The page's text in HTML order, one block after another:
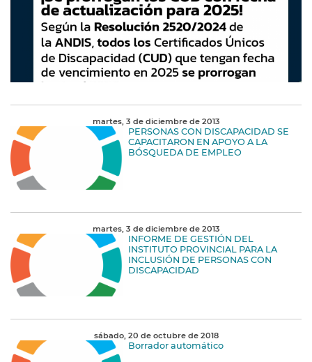
martes, 3 de diciembre de 2013
PERSONAS CON DISCAPACIDAD SE
CAPACITARON EN APOYO A LA
BÓSQUEDA DE EMPLEO
martes, 3 de diciembre de 2013
INFORME DE GESTIÓN DEL
INSTITUTO PROVINCIAL PARA LA
INCLUSIÓN DE PERSONAS CON
DISCAPACIDAD
sábado, 20 de octubre de 2018
Borrador automático